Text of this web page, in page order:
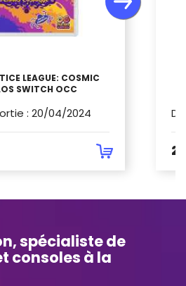
LEAGUE: COSMIC
SWITCH OCC
: 20/04/2024
spécialiste de
consoles à la